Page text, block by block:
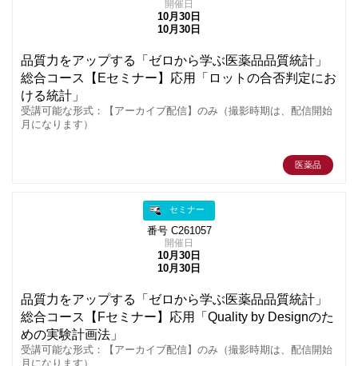
開催日
10月30日
10月30日
品質力をアップする「ゼロから学ぶ医薬品品質統計」
総合コース【Eセミナー】応用「ロットの合否判定にお
ける統計」
受講可能な形式：【アーカイブ配信】のみ（撮影時期は、配信開始
月になります）
医薬品
セミナー
番号 C261057
開催日
10月30日
10月30日
品質力をアップする「ゼロから学ぶ医薬品品質統計」
総合コース【Fセミナー】応用「Quality by Designのた
めの実験計画法」
受講可能な形式：【アーカイブ配信】のみ（撮影時期は、配信開始
月になります）